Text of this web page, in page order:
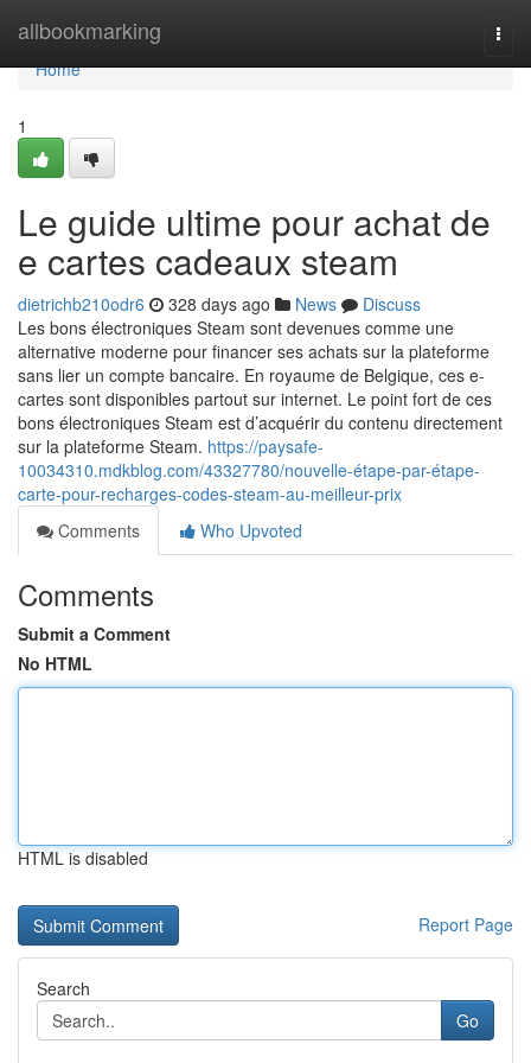
allbookmarking
Home
Home
1
Le guide ultime pour achat de
e cartes cadeaux steam
dietrichb210odr6 328 days ago News
Discuss
Les bons électroniques Steam sont devenues comme une
alternative moderne pour financer ses achats sur la plateforme
sans lier un compte bancaire. En royaume de Belgique, ces e-
cartes sont disponibles partout sur internet. Le point fort de ces
bons électroniques Steam est d’acquérir du contenu directement
sur la plateforme Steam. https://paysafe-
10034310.mdkblog.com/43327780/nouvelle-étape-par-étape-
carte-pour-recharges-codes-steam-au-meilleur-prix
Comments
Who Upvoted
Comments
Submit a Comment
No HTML
HTML is disabled
Report Page
Search
Go